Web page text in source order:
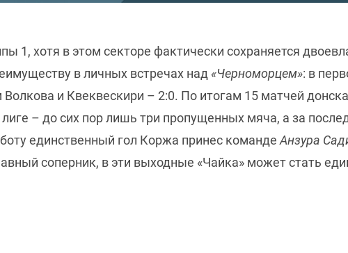
1, хотя в этом секторе фактически сохраняется
в личных встречах над «Черноморцем»: в
и Квеквескири – 2:0. По итогам 15 матчей
– до сих пор лишь три пропущенных мяча, а за
единственный гол Коржа принес команде Анзура
соперник, в эти выходные «Чайка» может стать